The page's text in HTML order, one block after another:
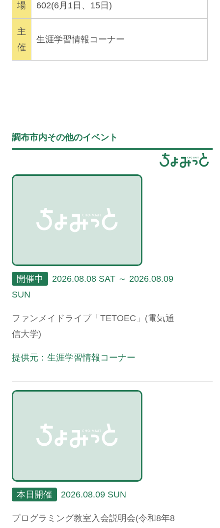
場
602(6月1日、15日)
主
催
生涯学習情報コーナー
調布市内その他のイベント
開催中
2026.08.08 SAT ～ 2026.08.09
SUN
ファンメイドライブ「TETOEC」(電気通
信大学)
提供元：生涯学習情報コーナー
本日開催 2026.08.09 SUN
プログラミング教室入会説明会(令和8年8